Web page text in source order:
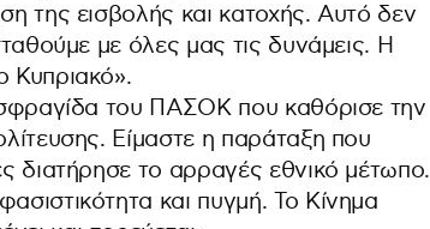
της εισβολής και κατοχής. Αυτό δεν
με όλες μας τις δυνάμεις. Η
Κυπριακό».
σφραγίδα του ΠΑΣΟΚ που καθόρισε την
Είμαστε η παράταξη που
διατήρησε το αρραγές εθνικό μέτωπο.
και πυγμή. Το Κίνημα